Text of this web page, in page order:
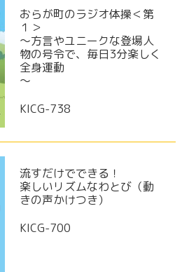
おらが町のラジオ体操＜第
１＞
～方言やユニークな登場人
物の号令で、毎日3分楽しく
全身運動
～
KICG-738
流すだけでできる！
楽しいリズムなわとび（動
きの声かけつき）
KICG-700